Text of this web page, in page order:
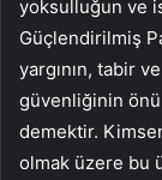
yoksulluğun ve
Güçlendirilmiş
yargının, tabir
güvenliğinin
demektir.
olmak üzere bu